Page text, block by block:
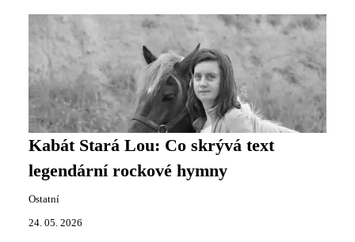
Kabát Stará Lou: Co skrývá text
legendární rockové hymny
Ostatní
24. 05. 2026